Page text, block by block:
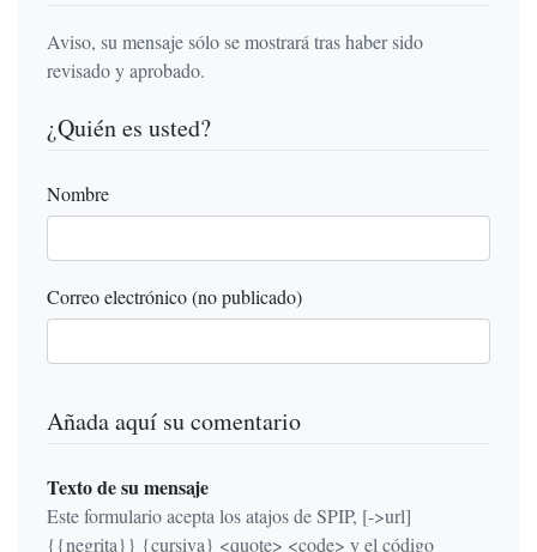
Aviso, su mensaje sólo se mostrará tras haber sido
revisado y aprobado.
¿Quién es usted?
Nombre
Correo electrónico (no publicado)
Añada aquí su comentario
Texto de su mensaje
Este formulario acepta los atajos de SPIP, [->url]
{{negrita}} {cursiva} <quote> <code> y el código